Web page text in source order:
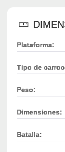
Plataforma:
Tipo de
Peso:
Dimensiones:
Batalla: